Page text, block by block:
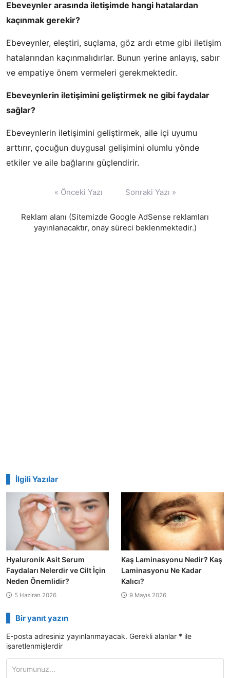
Ebeveynler arasında iletişimde hangi hatalardan
kaçınmak gerekir?
Ebeveynler, eleştiri, suçlama, göz ardı etme gibi iletişim
hatalarından kaçınmalıdırlar. Bunun yerine anlayış, sabır
ve empatiye önem vermeleri gerekmektedir.
Ebeveynlerin iletişimini geliştirmek ne gibi faydalar
sağlar?
Ebeveynlerin iletişimini geliştirmek, aile içi uyumu
arttırır, çocuğun duygusal gelişimini olumlu yönde
etkiler ve aile bağlarını güçlendirir.
« Önceki Yazı Sonraki Yazı »
Reklam alanı (Sitemizde Google AdSense reklamları
yayınlanacaktır, onay süreci beklenmektedir.)
İlgili Yazılar
Hyaluronik Asit Serum
Faydaları Nelerdir ve Cilt İçin
Neden Önemlidir?
5 Haziran 2026
Kaş Laminasyonu Nedir? Kaş
Laminasyonu Ne Kadar
Kalıcı?
9 Mayıs 2026
Bir yanıt yazın
E-posta adresiniz yayınlanmayacak. Gerekli alanlar * ile
işaretlenmişlerdir